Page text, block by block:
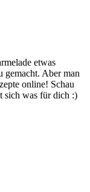
etwas
gemacht. Aber man
online! Schau
sich was für dich :)